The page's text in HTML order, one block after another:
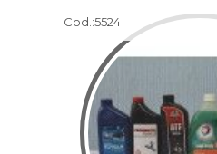
Cod.:5524